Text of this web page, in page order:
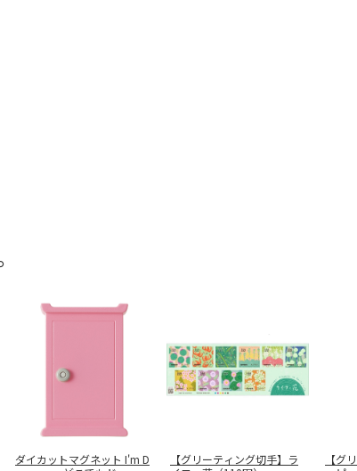
ダイカットマグネット I'm D
【グリーティング切手】ラ
【グ